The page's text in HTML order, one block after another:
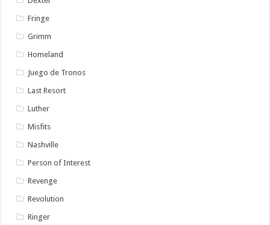
Fringe
Grimm
Homeland
Juego de Tronos
Last Resort
Luther
Misfits
Nashville
Person of Interest
Revenge
Revolution
Ringer